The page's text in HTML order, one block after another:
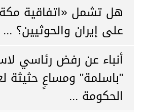
هل تشمل «اتفاقية مكة»
على إيران والحوثيين؟ ...
أنباء عن رفض رئاسي
"باسلمة" ومساعٍ حثيثة
الحكومة ...